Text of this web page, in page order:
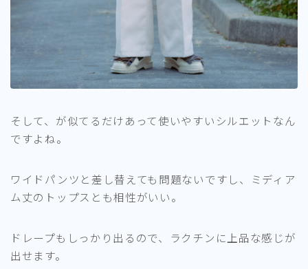
そして、が似てるだけあって使いやすいシルエットなん
ですよね。
ワイドパンツと差し替えても問題ないですし、ミディア
ム丈のトップスとも相性がいい。
ドレープもしっかり出るので、ラクチンに上品な感じが
出せます。